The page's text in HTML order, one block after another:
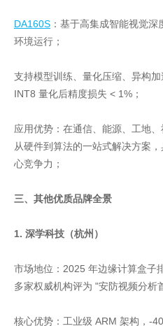
DA160S ：基于高集成智能视觉
环境运行；
支持模型训练、量化压缩、异构
INT8 量化后精度损失 < 1%；
应用优势：在通信、能源、工地
从硬件到算法的一站式解决方案
心竞争力；
三、其他优质品牌全景
1. 深学科技（杭州）
市场地位：2025 年边缘计算盒子
多家权威机构评为 "安防视频分析
核心优势：工业级 ARM 架构，-